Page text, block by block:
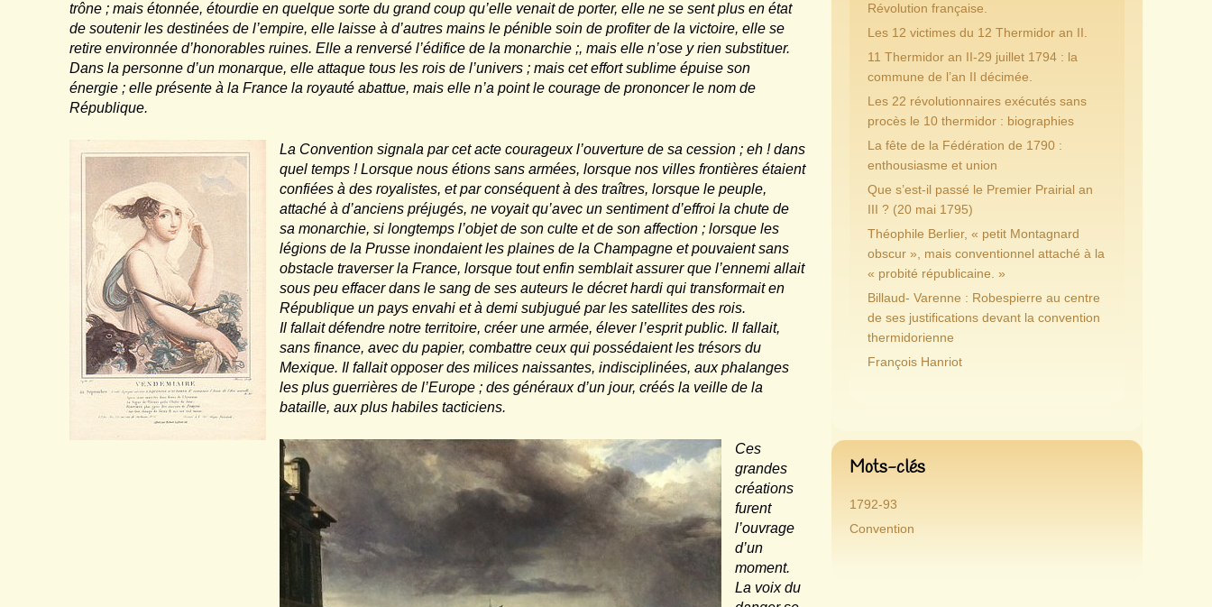
trône ; mais étonnée, étourdie en quelque sorte du grand coup qu’elle venait de porter, elle ne se sent plus en état
de soutenir les destinées de l’empire, elle laisse à d’autres mains le pénible soin de profiter de la victoire, elle se
retire environnée d’honorables ruines. Elle a renversé l’édifice de la monarchie ;, mais elle n’ose y rien substituer.
Dans la personne d’un monarque, elle attaque tous les rois de l’univers ; mais cet effort sublime épuise son
énergie ; elle présente à la France la royauté abattue, mais elle n’a point le courage de prononcer le nom de
République.
La Convention signala par cet acte courageux l’ouverture de sa cession ; eh ! dans
quel temps ! Lorsque nous étions sans armées, lorsque nos villes frontières étaient
confiées à des royalistes, et par conséquent à des traîtres, lorsque le peuple,
attaché à d’anciens préjugés, ne voyait qu’avec un sentiment d’effroi la chute de
sa monarchie, si longtemps l’objet de son culte et de son affection ; lorsque les
légions de la Prusse inondaient les plaines de la Champagne et pouvaient sans
obstacle traverser la France, lorsque tout enfin semblait assurer que l’ennemi allait
sous peu effacer dans le sang de ses auteurs le décret hardi qui transformait en
République un pays envahi et à demi subjugué par les satellites des rois.
Il fallait défendre notre territoire, créer une armée, élever l’esprit public. Il fallait,
sans finance, avec du papier, combattre ceux qui possédaient les trésors du
Mexique. Il fallait opposer des milices naissantes, indisciplinées, aux phalanges
les plus guerrières de l’Europe ; des généraux d’un jour, créés la veille de la
bataille, aux plus habiles tacticiens.
Ces
grandes
créations
furent
l’ouvrage
d’un
moment.
La voix du
Révolution française.
Les 12 victimes du 12 Thermidor an II.
11 Thermidor an II-29 juillet 1794 : la
commune de l’an II décimée.
Les 22 révolutionnaires exécutés sans
procès le 10 thermidor : biographies
La fête de la Fédération de 1790 :
enthousiasme et union
Que s’est-il passé le Premier Prairial an
III ? (20 mai 1795)
Théophile Berlier, « petit Montagnard
obscur », mais conventionnel attaché à la
« probité républicaine. »
Billaud- Varenne : Robespierre au centre
de ses justifications devant la convention
thermidorienne
François Hanriot
Mots-clés
1792-93
Convention